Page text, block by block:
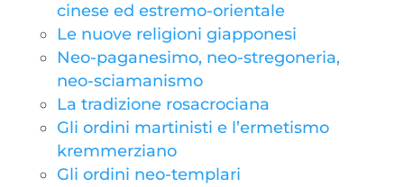
cinese ed estremo-orientale
Le nuove religioni giapponesi
Neo-paganesimo, neo-stregoneria,
neo-sciamanismo
La tradizione rosacrociana
Gli ordini martinisti e l’ermetismo
kremmerziano
Gli ordini neo-templari